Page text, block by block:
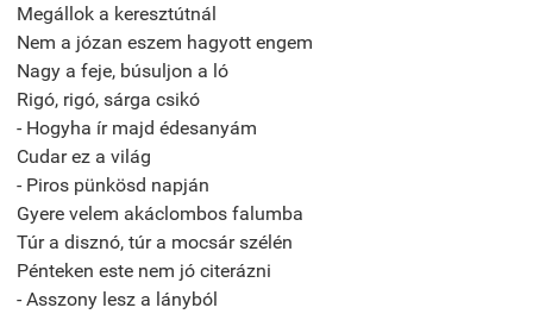
Megállok a keresztútnál
Nem a józan eszem hagyott engem
Nagy a feje, búsuljon a ló
Rigó, rigó, sárga csikó
- Hogyha ír majd édesanyám
Cudar ez a világ
- Piros pünkösd napján
Gyere velem akáclombos falumba
Túr a disznó, túr a mocsár szélén
Pénteken este nem jó citerázni
- Asszony lesz a lányból